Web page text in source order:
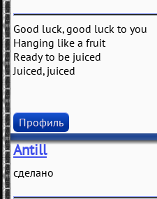
Good luck, good luck to you
Hanging like a fruit
Ready to be juiced
Juiced, juiced
Профиль
Antill
сделано